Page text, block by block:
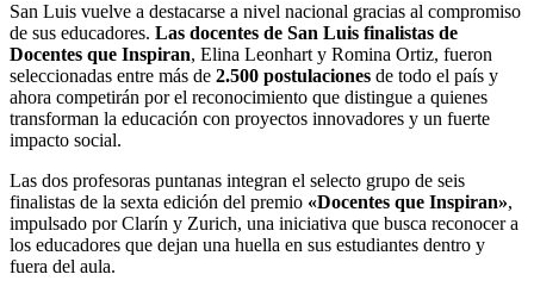
San Luis vuelve a destacarse a nivel nacional gracias al compromiso
de sus educadores. Las docentes de San Luis finalistas de
Docentes que Inspiran, Elina Leonhart y Romina Ortiz, fueron
seleccionadas entre más de 2.500 postulaciones de todo el país y
ahora competirán por el reconocimiento que distingue a quienes
transforman la educación con proyectos innovadores y un fuerte
impacto social.
Las dos profesoras puntanas integran el selecto grupo de seis
finalistas de la sexta edición del premio «Docentes que Inspiran»,
impulsado por Clarín y Zurich, una iniciativa que busca reconocer a
los educadores que dejan una huella en sus estudiantes dentro y
fuera del aula.